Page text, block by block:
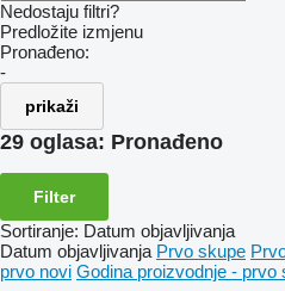
Nedostaju filtri?
Predložite izmjenu
Pronađeno:
-
prikaži
29 oglasa: Pronađeno
Filter
Sortiranje: Datum objavljivanja
Datum objavljivanja Prvo skupe
prvo novi Godina proizvodnje - prvo